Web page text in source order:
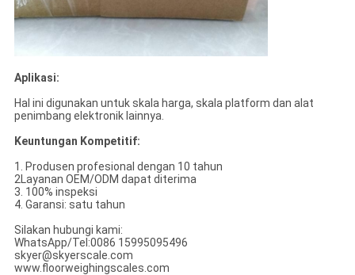
Aplikasi:
Hal ini digunakan untuk skala harga, skala platform dan alat
penimbang elektronik lainnya.
Keuntungan Kompetitif:
1. Produsen profesional dengan 10 tahun
2Layanan OEM/ODM dapat diterima
3. 100% inspeksi
4. Garansi: satu tahun
Silakan hubungi kami:
WhatsApp/Tel:0086 15995095496
skyer@skyerscale.com
www.floorweighingscales.com